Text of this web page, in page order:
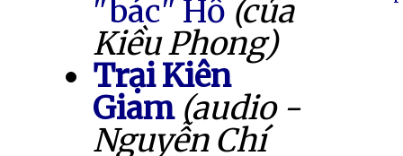
"bác" Hồ (của
Kiều Phong)
Trại Kiên
Giam (audio -
Nguyễn Chí